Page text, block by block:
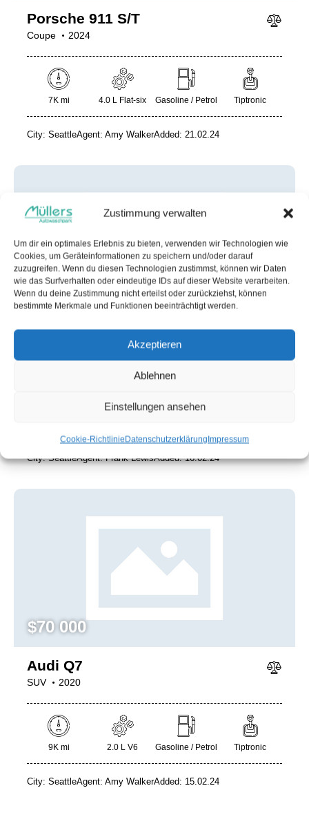
Zustimmung verwalten
Um dir ein optimales Erlebnis zu bieten, verwenden wir Technologien wie
Cookies, um Geräteinformationen zu speichern und/oder darauf
zuzugreifen. Wenn du diesen Technologien zustimmst, können wir Daten
wie das Surfverhalten oder eindeutige IDs auf dieser Website verarbeiten.
Wenn du deine Zustimmung nicht erteilst oder zurückziehst, können
bestimmte Merkmale und Funktionen beeinträchtigt werden.
Akzeptieren
Ablehnen
Einstellungen ansehen
Cookie-RichtlinieDatenschutzerklärungImpressum
2012
Climate control (7)
Heated seats (5)
Keyless entry (6)
Leather seats (6)
Navigation system (8)
Power windows (2)
Winter tires (2)
Porsche 911 S/T
Coupe 2024
7K mi 4.0 L Flat-six Gasoline / Petrol Tiptronic
City: SeattleAgent: Amy WalkerAdded: 21.02.24
$800 / per week
Coupe 2021
City: SeattleAgent: Frank LewisAdded: 16.02.24
$70 000
Audi Q7
SUV 2020
9K mi 2.0 L V6 Gasoline / Petrol Tiptronic
City: SeattleAgent: Amy WalkerAdded: 15.02.24